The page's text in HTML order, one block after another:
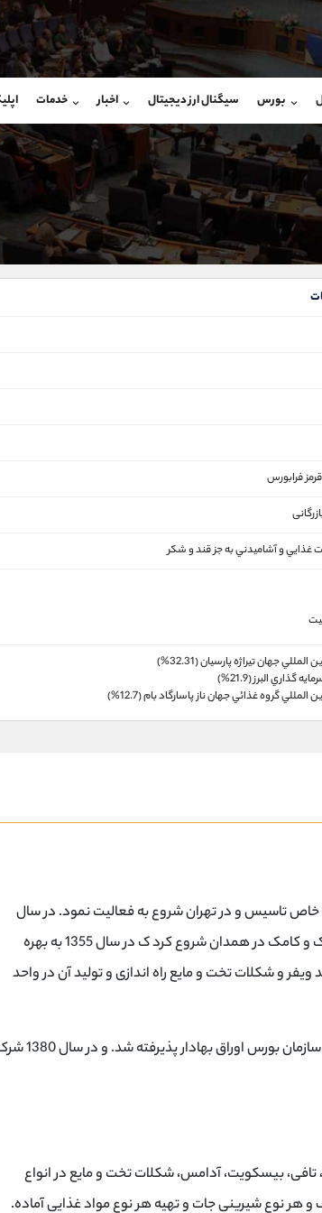
بورس سیگنال ارز دیجیتال اخبار خدمات
قرمز فرابورس
غذايي و آشاميدني به جز قند و شكر
جهان تيراژه پارسيان (32.31%)
گذاري البرز (21.9%)
گروه غذائي جهان ناز پاسارگاد بام (12.7%)
شرکت سهامی خاص تاسیس و در تهران شروع به فعالیت نمود. در سال
1353 عملیات توسعه با احداث ساختمان کارخانه کیک و کامک در همدان شروع کرد ک در سال 1355 به بهره
سال 1357 واحد های تولید ویفر و شکلات تخت و مایع راه اندازی و تولید آن در واحد
در سال 1375 شرکت به سهامی عام تبدیل شد و در سازمان بورس
تافی، بیسکویت، آدامس، شکلات تخت و مایع در انواع
هر نوع شیرینی جات و تهیه هر نوع مواد غذایی آماده.
شروع گفتگو
@Armteam_admin_33
118 داخلی